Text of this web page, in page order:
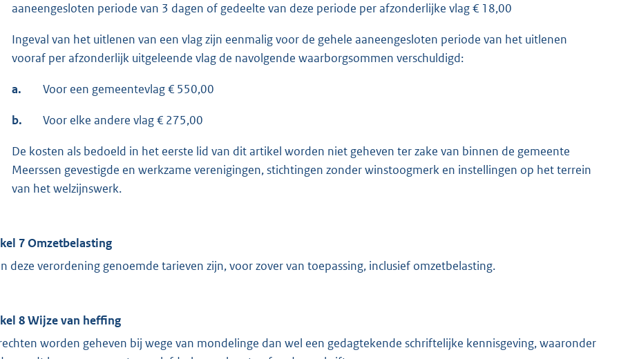
aaneengesloten periode van 3 dagen of gedeelte van deze periode per afzonderlijke vlag € 18,00
Ingeval van het uitlenen van een vlag zijn eenmalig voor de gehele aaneengesloten periode van het uitlenen
vooraf per afzonderlijk uitgeleende vlag de navolgende waarborgsommen verschuldigd:
a. Voor een gemeentevlag € 550,00
b. Voor elke andere vlag € 275,00
De kosten als bedoeld in het eerste lid van dit artikel worden niet geheven ter zake van binnen de gemeente
Meerssen gevestigde en werkzame verenigingen, stichtingen zonder winstoogmerk en instellingen op het terrein
van het welzijnswerk.
7 Omzetbelasting
deze verordening genoemde tarieven zijn, voor zover van toepassing, inclusief omzetbelasting.
8 Wijze van heffing
worden geheven bij wege van mondelinge dan wel een gedagtekende schriftelijke kennisgeving, waaronder